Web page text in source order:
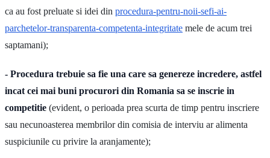
ca au fost preluate si idei din procedura-pentru-noii-sefi-ai-
parchetelor-transparenta-competenta-integritate mele de acum trei
saptamani);
- Procedura trebuie sa fie una care sa genereze incredere, astfel
incat cei mai buni procurori din Romania sa se inscrie in
competitie (evident, o perioada prea scurta de timp pentru inscriere
sau necunoasterea membrilor din comisia de interviu ar alimenta
suspiciunile cu privire la aranjamente);